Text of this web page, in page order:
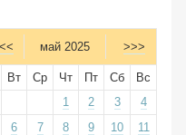
май 2025 >>>
Вт Ср Чт Пт Сб
Вс
1
2 3
4
6 7 8 9 10
11